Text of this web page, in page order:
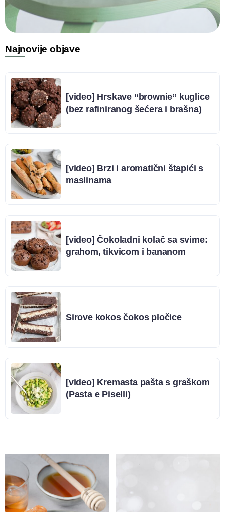
Najnovije objave
[video] Hrskave “brownie” kuglice
(bez rafiniranog šećera i brašna)
[video] Brzi i aromatični štapići s
maslinama
[video] Čokoladni kolač sa svime:
grahom, tikvicom i bananom
Sirove kokos čokos pločice
[video] Kremasta pašta s graškom
(Pasta e Piselli)